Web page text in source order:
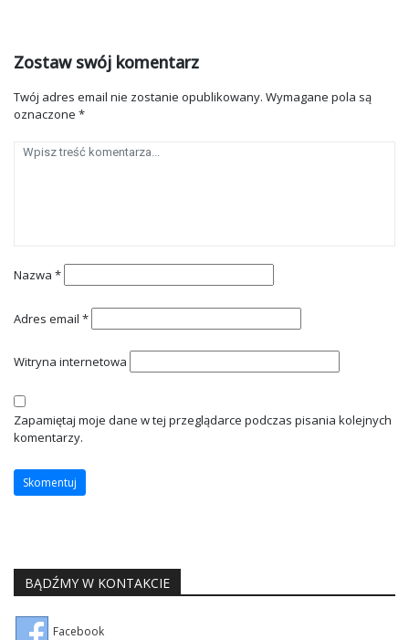
Zostaw swój komentarz
Twój adres email nie zostanie opublikowany. Wymagane pola są
oznaczone *
Nazwa *
Adres email *
Witryna internetowa
Zapamiętaj moje dane w tej przeglądarce podczas pisania kolejnych
komentarzy.
BĄDŹMY W KONTAKCIE
Facebook